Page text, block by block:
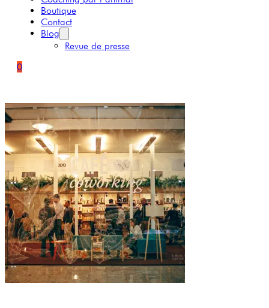
Boutique
Contact
Blog
Revue de presse
0